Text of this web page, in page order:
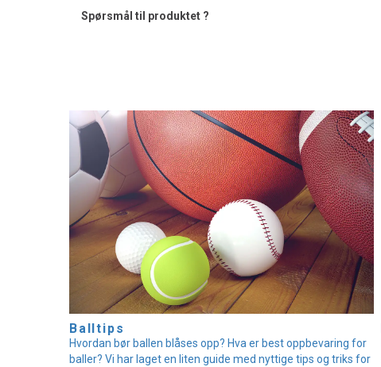
Spørsmål til produktet ?
Balltips
Hvordan bør ballen blåses opp? Hva er best oppbevaring for
baller? Vi har laget en liten guide med nyttige tips og triks for